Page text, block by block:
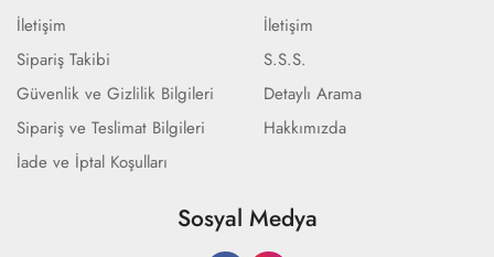
İletişim
Sipariş Takibi
Güvenlik ve Gizlilik Bilgileri
Sipariş ve Teslimat Bilgileri
İade ve İptal Koşulları
İletişim
S.S.S.
Detaylı Arama
Hakkımızda
Sosyal Medya